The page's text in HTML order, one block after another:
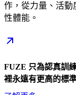
作，從力量、活
性體能。
FUZE 只為認真訓
裡永遠有更高的標